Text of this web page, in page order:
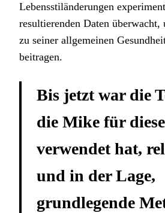
Lebensstiländerungen
resultierenden Daten überwacht,
zu seiner allgemeinen
beitragen.
Bis jetzt war die
die Mike für
verwendet hat,
und in der Lage,
grundlegende